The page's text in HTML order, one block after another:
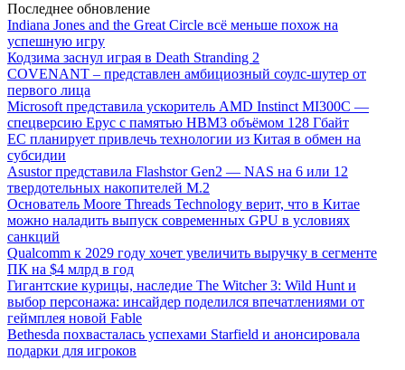
Последнее обновление
Indiana Jones and the Great Circle всё меньше похож на
успешную игру
Кодзима заснул играя в Death Stranding 2
COVENANT – представлен амбициозный соулс-шутер от
первого лица
Microsoft представила ускоритель AMD Instinct MI300C —
спецверсию Epyc с памятью HBM3 объёмом 128 Гбайт
ЕС планирует привлечь технологии из Китая в обмен на
субсидии
Asustor представила Flashstor Gen2 — NAS на 6 или 12
твердотельных накопителей M.2
Основатель Moore Threads Technology верит, что в Китае
можно наладить выпуск современных GPU в условиях
санкций
Qualcomm к 2029 году хочет увеличить выручку в сегменте
ПК на $4 млрд в год
Гигантские курицы, наследие The Witcher 3: Wild Hunt и
выбор персонажа: инсайдер поделился впечатлениями от
геймплея новой Fable
Bethesda похвасталась успехами Starfield и анонсировала
подарки для игроков